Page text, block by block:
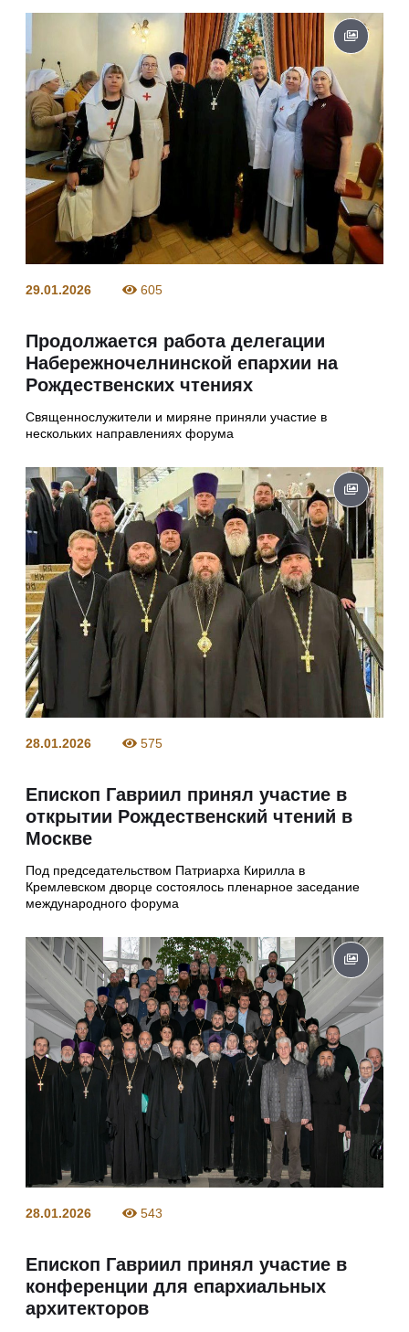
29.01.2026 605
Продолжается работа делегации
Набережночелнинской епархии на
Рождественских чтениях
Священнослужители и миряне приняли участие в
нескольких направлениях форума
28.01.2026 575
Епископ Гавриил принял участие в
открытии Рождественский чтений в
Москве
Под председательством Патриарха Кирилла в
Кремлевском дворце состоялось пленарное заседание
международного форума
28.01.2026 543
Епископ Гавриил принял участие в
конференции для епархиальных
архитекторов